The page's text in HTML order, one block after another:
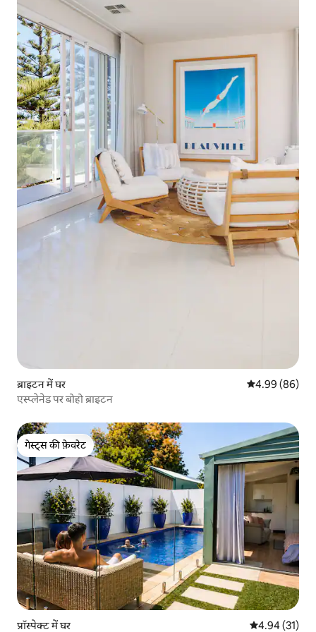
फूड कोर्ट और बड़ा सिनेमा भी है। एडिलेड के शहर के
केंद्र में 20 मिनट की ड्राइव। शहर के केंद्र तक
सार्वजनिक परिवहन के माध्यम से भी आसानी से
पहुँचा जा सकता है, या तो मिलिट्री रोड से बस स्टॉप से
या पास के Glanville या Ethelton स्टेशन से ट्रेन के
माध्यम से। एडिलेड अंतरराष्ट्रीय हवाई अड्डे से लगभग
15 मिनट की ड्राइव (12 किमी) अगर आपका कोई
और सवाल है, तो कृपया मुझसे बेझिझक संपर्क करें।
जल्द ही आपको सुनने की उम्मीद है। जनरल
ब्राइटन में घर औसत रेटिंग 5 में
4.99 (86)
एस्प्लेनेड पर बोहो ब्राइटन
गेस्ट्स की फ़ेवरेट
गेस्ट्स की फ़ेवरेट
प्रॉस्पेक्ट में घर औसत रेटिंग 5 में
4.94 (31)